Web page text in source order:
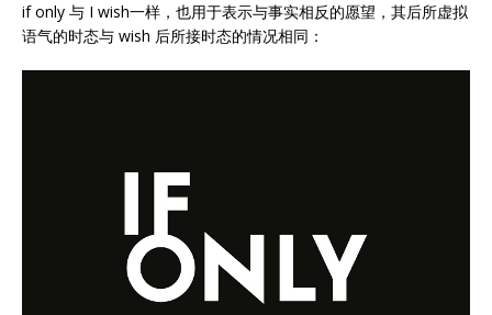
if only 与 I wish一样，也用于表示与事实相反的愿望，其后所虚拟
语气的时态与 wish 后所接时态的情况相同：